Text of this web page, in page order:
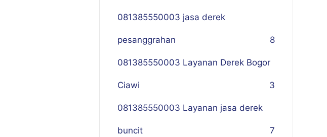
081385550003 jasa derek
pesanggrahan 8
081385550003 Layanan Derek Bogor
Ciawi 3
081385550003 Layanan jasa derek
buncit 7